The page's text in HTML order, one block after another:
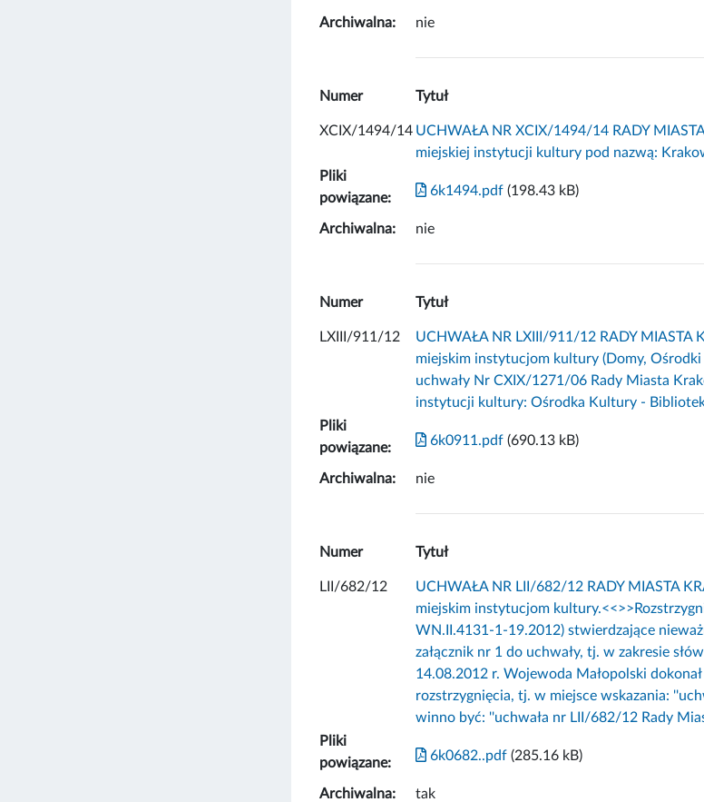
Archiwalna: nie
Numer Tytuł
XCIX/1494/14 UCHWAŁA NR XCIX/1494/14 RADY
miejskiej instytucji kultury pod nazwą:
Pliki
powiązane:
6k1494.pdf (198.43 kB)
Archiwalna: nie
Numer Tytuł
LXIII/911/12
UCHWAŁA NR LXIII/911/12 RADY MIASTA
miejskim instytucjom kultury (Domy, Ośrodki
uchwały Nr CXIX/1271/06 Rady Miasta
instytucji kultury: Ośrodka Kultury -
Pliki
powiązane:
6k0911.pdf (690.13 kB)
Archiwalna: nie
Numer Tytuł
LII/682/12
UCHWAŁA NR LII/682/12 RADY MIASTA
miejskim instytucjom kultury.<<
WN.II.4131-1-19.2012) stwierdzające
załącznik nr 1 do uchwały, tj. w zakresie
14.08.2012 r. Wojewoda Małopolski
rozstrzygnięcia, tj. w miejsce wskazania:
winno być: ''uchwała nr LII/682/12 Rady
Pliki
powiązane:
6k0682..pdf (285.16 kB)
Archiwalna: tak